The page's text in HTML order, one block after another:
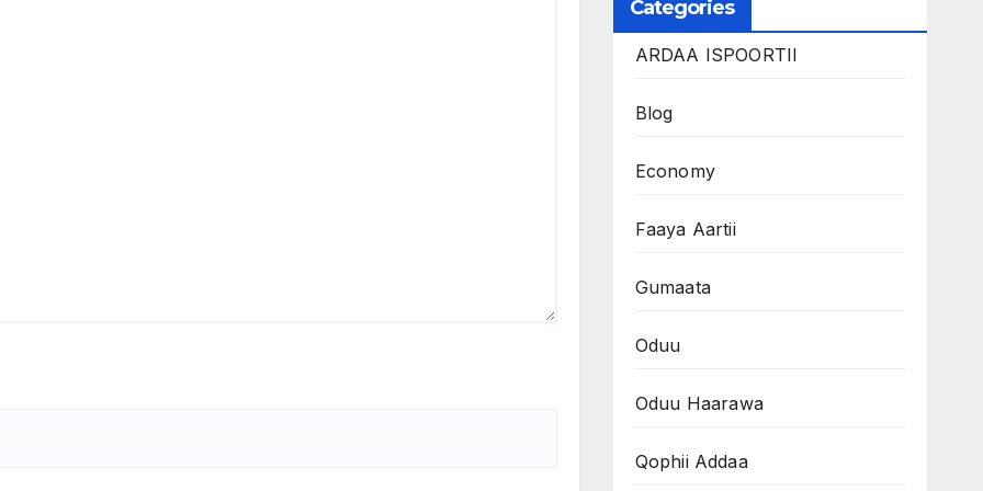
Categories
ARDAA ISPOORTII
Blog
Economy
Faaya Aartii
Gumaata
Oduu
Oduu Haarawa
Qophii Addaa